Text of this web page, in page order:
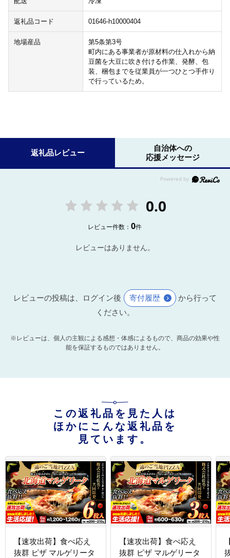
返礼品コード 01646-h10000404
地場産品
第5条第3号
町内にある事業者が原材料の仕入れから納
豆菌を大豆に吹き付ける作業、発酵、包
装、梱包までを従業員が一つひとつ手作り
で行っているため。
返礼品レビュー
自治体への
応援メッセージ
0.0
レビュー件数：0件
レビューはありません。
レビューの投稿は、ログイン後 寄付履歴
から行って
ください。
※レビューは、個人の主観による感想・体感によるもので、商品の効果や性
能を保証するものではありません。
この返礼品を見た人は
ほかにこんな返礼品を
見ています。
【速攻出荷】食べ応え
抜群 ピザ マルゲリータ
【速攻出荷】食べ応え
抜群 ピザ マルゲリータ